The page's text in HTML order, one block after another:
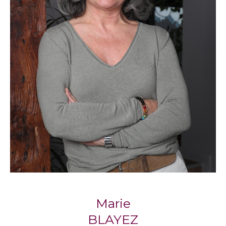
compte de vos critères et de votre budget.
Propriétaires, sachez que nos agences
proposent également un service de gestion
locative pour vous accompagner
sereinement dans la mise en location de votre
bien.
Notre philosophie : l’immobilier
humain
Respect, écoute, engagement : trois piliers qui
définissent la façon dontBlayez Immobilier
accompagne chaque client, avec la
Marie Blayez, cofondatrice, partage cette
Marie
BLAYEZ